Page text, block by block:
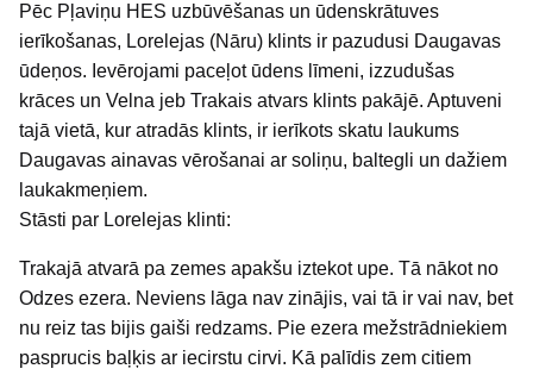
Pēc Pļaviņu HES uzbūvēšanas un ūdenskrātuves
ierīkošanas, Lorelejas (Nāru) klints ir pazudusi Daugavas
ūdeņos. Ievērojami paceļot ūdens līmeni, izzudušas
krāces un Velna jeb Trakais atvars klints pakājē. Aptuveni
tajā vietā, kur atradās klints, ir ierīkots skatu laukums
Daugavas ainavas vērošanai ar soliņu, baltegli un dažiem
laukakmeņiem.
Stāsti par Lorelejas klinti:
Trakajā atvarā pa zemes apakšu iztekot upe. Tā nākot no
Odzes ezera. Neviens lāga nav zinājis, vai tā ir vai nav, bet
nu reiz tas bijis gaiši redzams. Pie ezera mežstrādniekiem
pasprucis baļķis ar iecirstu cirvi. Kā palīdis zem citiem